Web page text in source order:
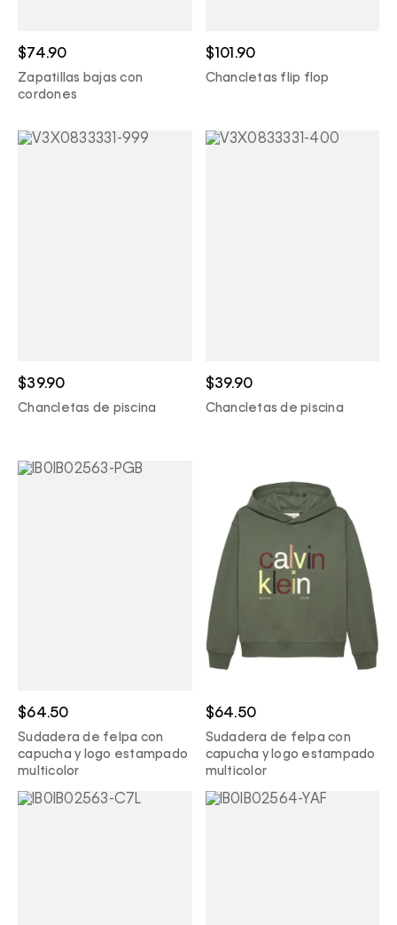
$74.90
Zapatillas bajas con
cordones
$101.90
Chancletas flip flop
$39.90
Chancletas de piscina
$39.90
Chancletas de piscina
$64.50
Sudadera de felpa con
capucha y logo estampado
multicolor
$64.50
Sudadera de felpa con
capucha y logo estampado
multicolor